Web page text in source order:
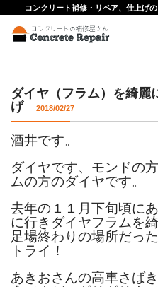
コンクリート補修・リペア、仕上げ
ダイヤ（フラム）を綺
げ
2018/02/27
酒井です。
ダイヤです、モンドの
ムの方のダイヤです。
去年の１１月下旬頃に
に行きダイヤフラムを
足場終わりの場所だっ
トライ！
あきおさんの高車さば